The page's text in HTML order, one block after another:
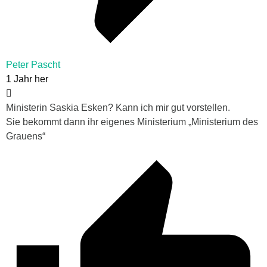
Peter Pascht
1 Jahr her
Ministerin Saskia Esken? Kann ich mir gut vorstellen.
Sie bekommt dann ihr eigenes Ministerium „Ministerium des
Grauens“